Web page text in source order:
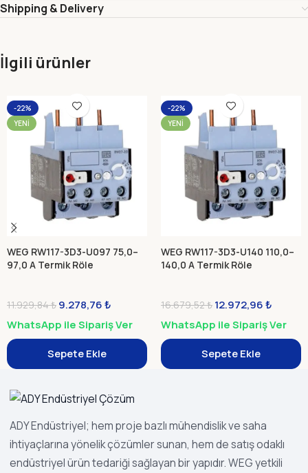
Shipping & Delivery
İlgili ürünler
-22%
YENI
WEG RW117-3D3-U097 75,0–
97,0 A Termik Röle
11.929,84₺ 9.278,76₺
WhatsApp ile Sipariş Ver
Sepete Ekle
-22%
YENI
WEG RW117-3D3-U140 110,0–
140,0 A Termik Röle
16.679,52₺ 12.972,96₺
WhatsApp ile Sipariş Ver
Sepete Ekle
ADY Endüstriyel; hem proje bazlı mühendislik ve saha
ihtiyaçlarına yönelik çözümler sunan, hem de satış odaklı
endüstriyel ürün tedariği sağlayan bir yapıdır. WEG yetkili